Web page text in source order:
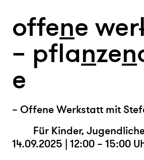
offene wer
– pflanzen
e
– Offene Werkstatt mit
Für Kinder,
14.09.2025 | 12:00 – 15:00